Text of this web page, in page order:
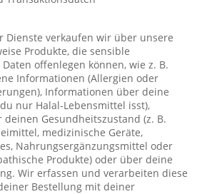
Dienste verkaufen wir über unsere
Produkte, die sensible
offenlegen können, wie z. B.
Informationen (Allergien oder
Informationen über deine
nur Halal-Lebensmittel isst),
Gesundheitszustand (z. B.
medizinische Geräte,
Nahrungsergänzungsmittel oder
Produkte) oder über deine
Wir erfassen und verarbeiten diese
Bestellung mit deiner